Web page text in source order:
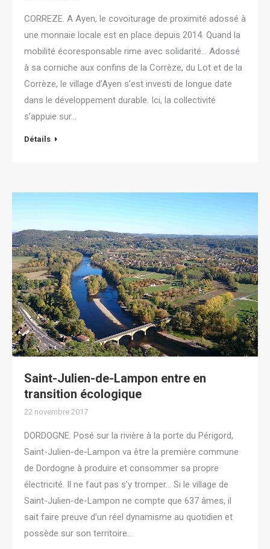
CORREZE. A Ayen, le covoiturage de proximité adossé à
une monnaie locale est en place depuis 2014. Quand la
mobilité écoresponsable rime avec solidarité… Adossé
à sa corniche aux confins de la Corrèze, du Lot et de la
Corrèze, le village d’Ayen s’est investi de longue date
dans le développement durable. Ici, la collectivité
s’appuie sur…
Détails
Saint-Julien-de-Lampon entre en
transition écologique
22 novembre 2017
DORDOGNE. Posé sur la rivière à la porte du Périgord,
Saint-Julien-de-Lampon va être la première commune
de Dordogne à produire et consommer sa propre
électricité. Il ne faut pas s’y tromper… Si le village de
Saint-Julien-de-Lampon ne compte que 637 âmes, il
sait faire preuve d’un réel dynamisme au quotidien et
possède sur son territoire…